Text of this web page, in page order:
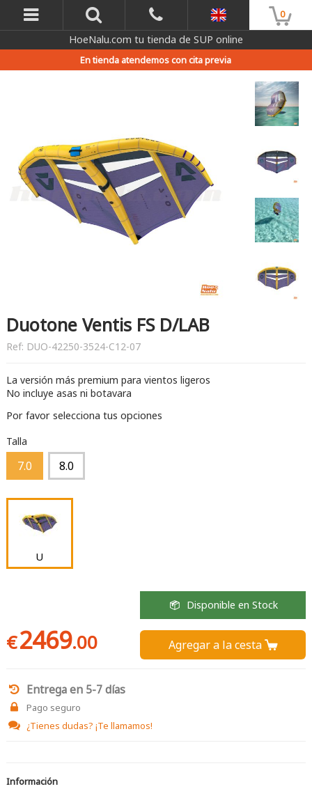
0
HoeNalu.com tu tienda de SUP online
En tienda atendemos con cita previa
Duotone Ventis FS D/LAB
Ref: DUO-42250-3524-C12-07
La versión más premium para vientos ligeros
No incluye asas ni botavara
Por favor selecciona tus opciones
Talla
7.0 8.0
U
€2469.00
Disponible en Stock
Agregar a la cesta 
Entrega en 5-7 días
Pago seguro
¿Tienes dudas? ¡Te llamamos!
Información